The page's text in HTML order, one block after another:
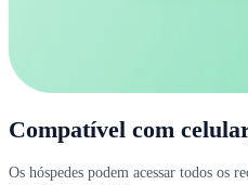
Compatível com
Os hóspedes podem acessar todos os